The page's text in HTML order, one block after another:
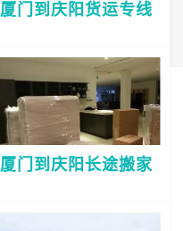
厦门到庆阳货运专线
厦门到庆阳长途搬家